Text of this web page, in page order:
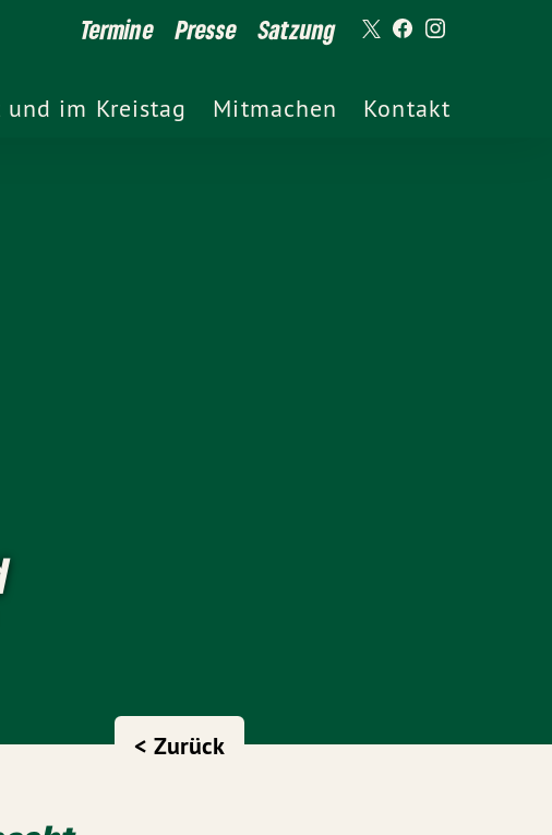
Termine Presse Satzung
und im Kreistag Mitmachen Kontakt
< Zurück